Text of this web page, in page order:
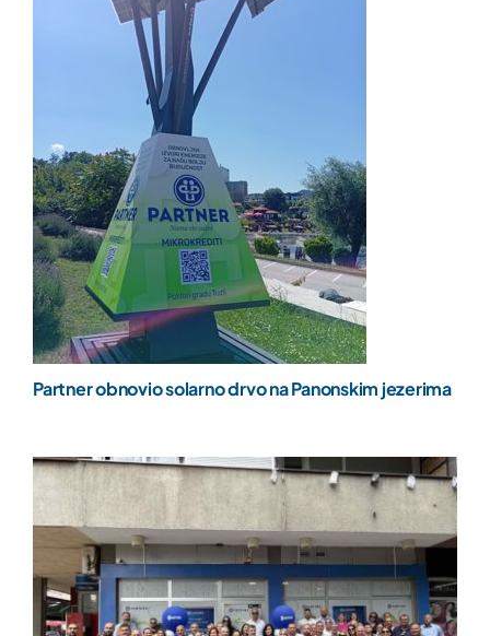
Partner obnovio solarno drvo na Panonskim jezerima